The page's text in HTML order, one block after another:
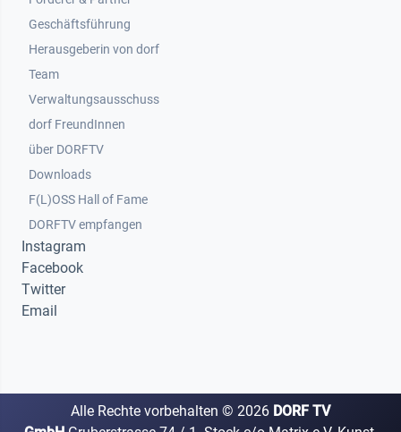
Geschäftsführung
Herausgeberin von dorf
Team
Verwaltungsausschuss
dorf FreundInnen
Footer 3
über DORFTV
Downloads
F(L)OSS Hall of Fame
Footer 4
DORFTV empfangen
Instagram
Facebook
Twitter
Email
Alle Rechte vorbehalten © 2026 DORF TV